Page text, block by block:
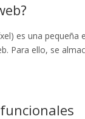
es una
Para ello, se